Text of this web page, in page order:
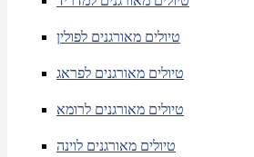
טיולים מאורגנים לפולין
טיולים מאורגנים לפראג
טיולים מאורגנים לרומא
טיולים מאורגנים לוינה